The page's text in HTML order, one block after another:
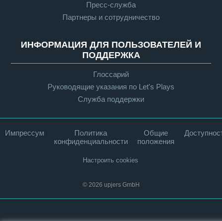
Пресс-служба
Партнеры и сотрудничество
ИНФОРМАЦИЯ ДЛЯ ПОЛЬЗОВАТЕЛЕЙ И
ПОДДЕРЖКА
Глоссарий
Руководящие указания по Let's Plays
Служба поддержки
Импрессум
Политика
конфиденциальности
Общие
положения
Настроить cookies
© 2026 upjers GmbH